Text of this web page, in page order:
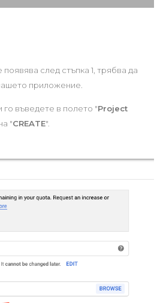
след стъпка 1, трябва да
приложение.
въведете в полето "Project
"CREATE".